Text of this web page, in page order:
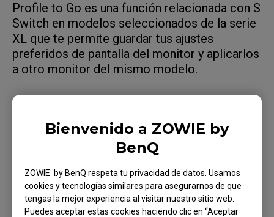
Bienvenido a ZOWIE by
BenQ
ZOWIE by BenQ respeta tu privacidad de datos. Usamos
cookies y tecnologías similares para asegurarnos de que
tengas la mejor experiencia al visitar nuestro sitio web.
Puedes aceptar estas cookies haciendo clic en “Aceptar
Profile to Go es una función relacionada con S
Switch en modelos seleccionados de la serie
XL que te permite guardar tus ajustes
preferidos de pantalla del monitor y aplicarlos
a otro monitor del mismo modelo.
Modelos aplicables